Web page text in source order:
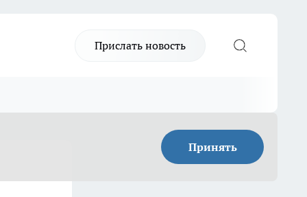
Прислать новость
Принять